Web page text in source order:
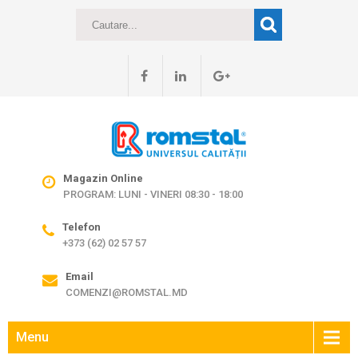
Magazin Online
PROGRAM: LUNI - VINERI 08:30 - 18:00
Telefon
+373 (62) 02 57 57
Email
COMENZI@ROMSTAL.MD
Menu